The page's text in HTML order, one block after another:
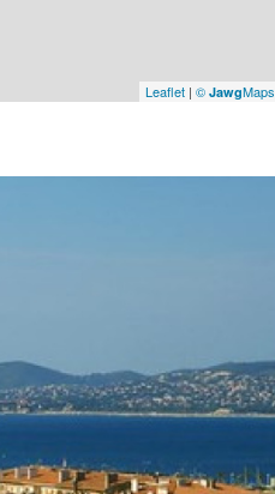
Leaflet | © JawgMaps